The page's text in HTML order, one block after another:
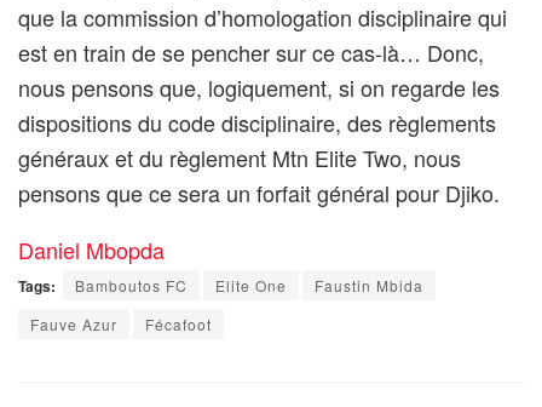
que la commission d’homologation disciplinaire qui
est en train de se pencher sur ce cas-là… Donc,
nous pensons que, logiquement, si on regarde les
dispositions du code disciplinaire, des règlements
généraux et du règlement Mtn Elite Two, nous
pensons que ce sera un forfait général pour Djiko.
Daniel Mbopda
Tags: Bamboutos FC Elite One
Faustin Mbida
Fauve Azur
Fécafoot